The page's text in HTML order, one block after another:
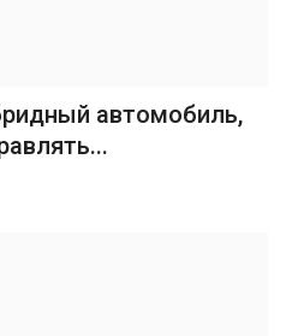
автомобиль,